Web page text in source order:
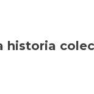
historia